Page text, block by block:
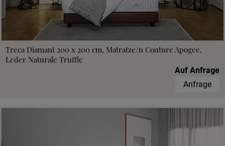
Treca Diamant 200 x 200 cm, Matratze/n Couture Apogee,
Leder Naturale Truffle
Auf Anfrage
Anfrage